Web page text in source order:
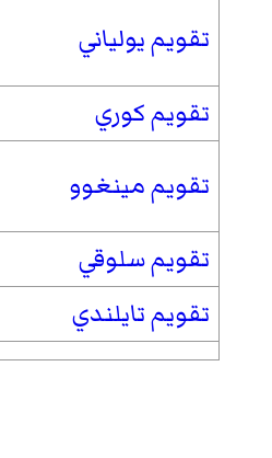
تقويم يولياني
تقويم كوري
تقويم مينغوو
تقويم سلوقي
تقويم تايلندي